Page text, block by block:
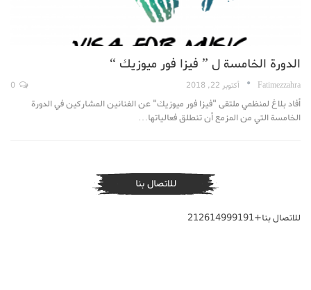
الدورة الخامسة ل ” فيزا فور ميوزيك “
Fatimezzahra أكتوبر 22, 2018
أفاد بلاغ لمنظمي ملتقى "فيزا فور ميوزيك" عن الفنانين المشاركين في الدورة
الخامسة التي من المزمع أن تنطلق فعالياتها…
للاتصال بنا
للاتصال بنا+212614999191